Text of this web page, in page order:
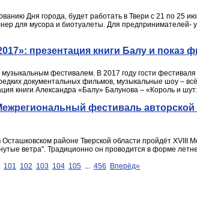
Дня города, будет работать в Твери с 21 по
для мусора и биотуалеты. Для предпринимателей-
презентация книги Балу и показ
фестивалем. В 2017 году гости фестиваля
документальных фильмов, музыкальные шоу –
книги Александра «Балу» Балунова – «Король и
фестиваль
районе Тверской области пройдёт
ветра". Традиционно он проводится в форме
101 102 103 104 105 ... 456 Вперёд»